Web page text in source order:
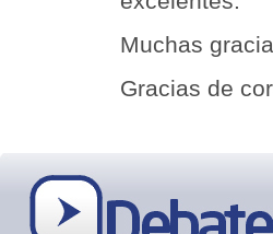
Muchas
Gracias de